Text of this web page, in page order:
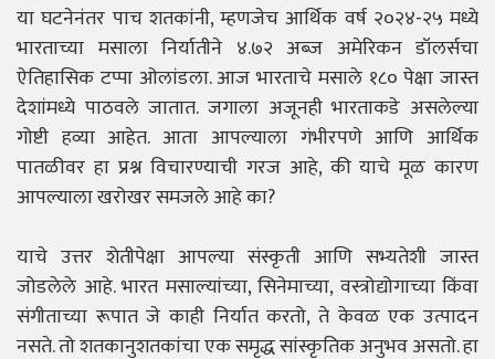
या घटनेनंतर पाच शतकांनी, म्हणजेच आर्थिक वर्ष २०२४-२५ मध्ये
भारताच्या मसाला निर्यातीने ४.७२ अब्ज अमेरिकन डॉलर्सचा
ऐतिहासिक टप्पा ओलांडला. आज भारताचे मसाले १८० पेक्षा जास्त
देशांमध्ये पाठवले जातात. जगाला अजूनही भारताकडे असलेल्या
गोष्टी हव्या आहेत. आता आपल्याला गंभीरपणे आणि आर्थिक
पातळीवर हा प्रश्न विचारण्याची गरज आहे, की याचे मूळ कारण
आपल्याला खरोखर समजले आहे का?
याचे उत्तर शेतीपेक्षा आपल्या संस्कृती आणि सभ्यतेशी जास्त
जोडलेले आहे. भारत मसाल्यांच्या, सिनेमाच्या, वस्त्रोद्योगाच्या किंवा
संगीताच्या रूपात जे काही निर्यात करतो, ते केवळ एक उत्पादन
नसते. तो शतकानुशतकांचा एक समृद्ध सांस्कृतिक अनुभव असतो. हा